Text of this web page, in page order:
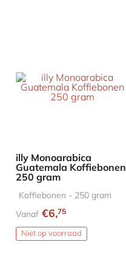
illy Monoarabica
Guatemala Koffiebonen
250 gram
Koffiebonen - 250 gram
Vanaf €6,75
Niet op voorraad